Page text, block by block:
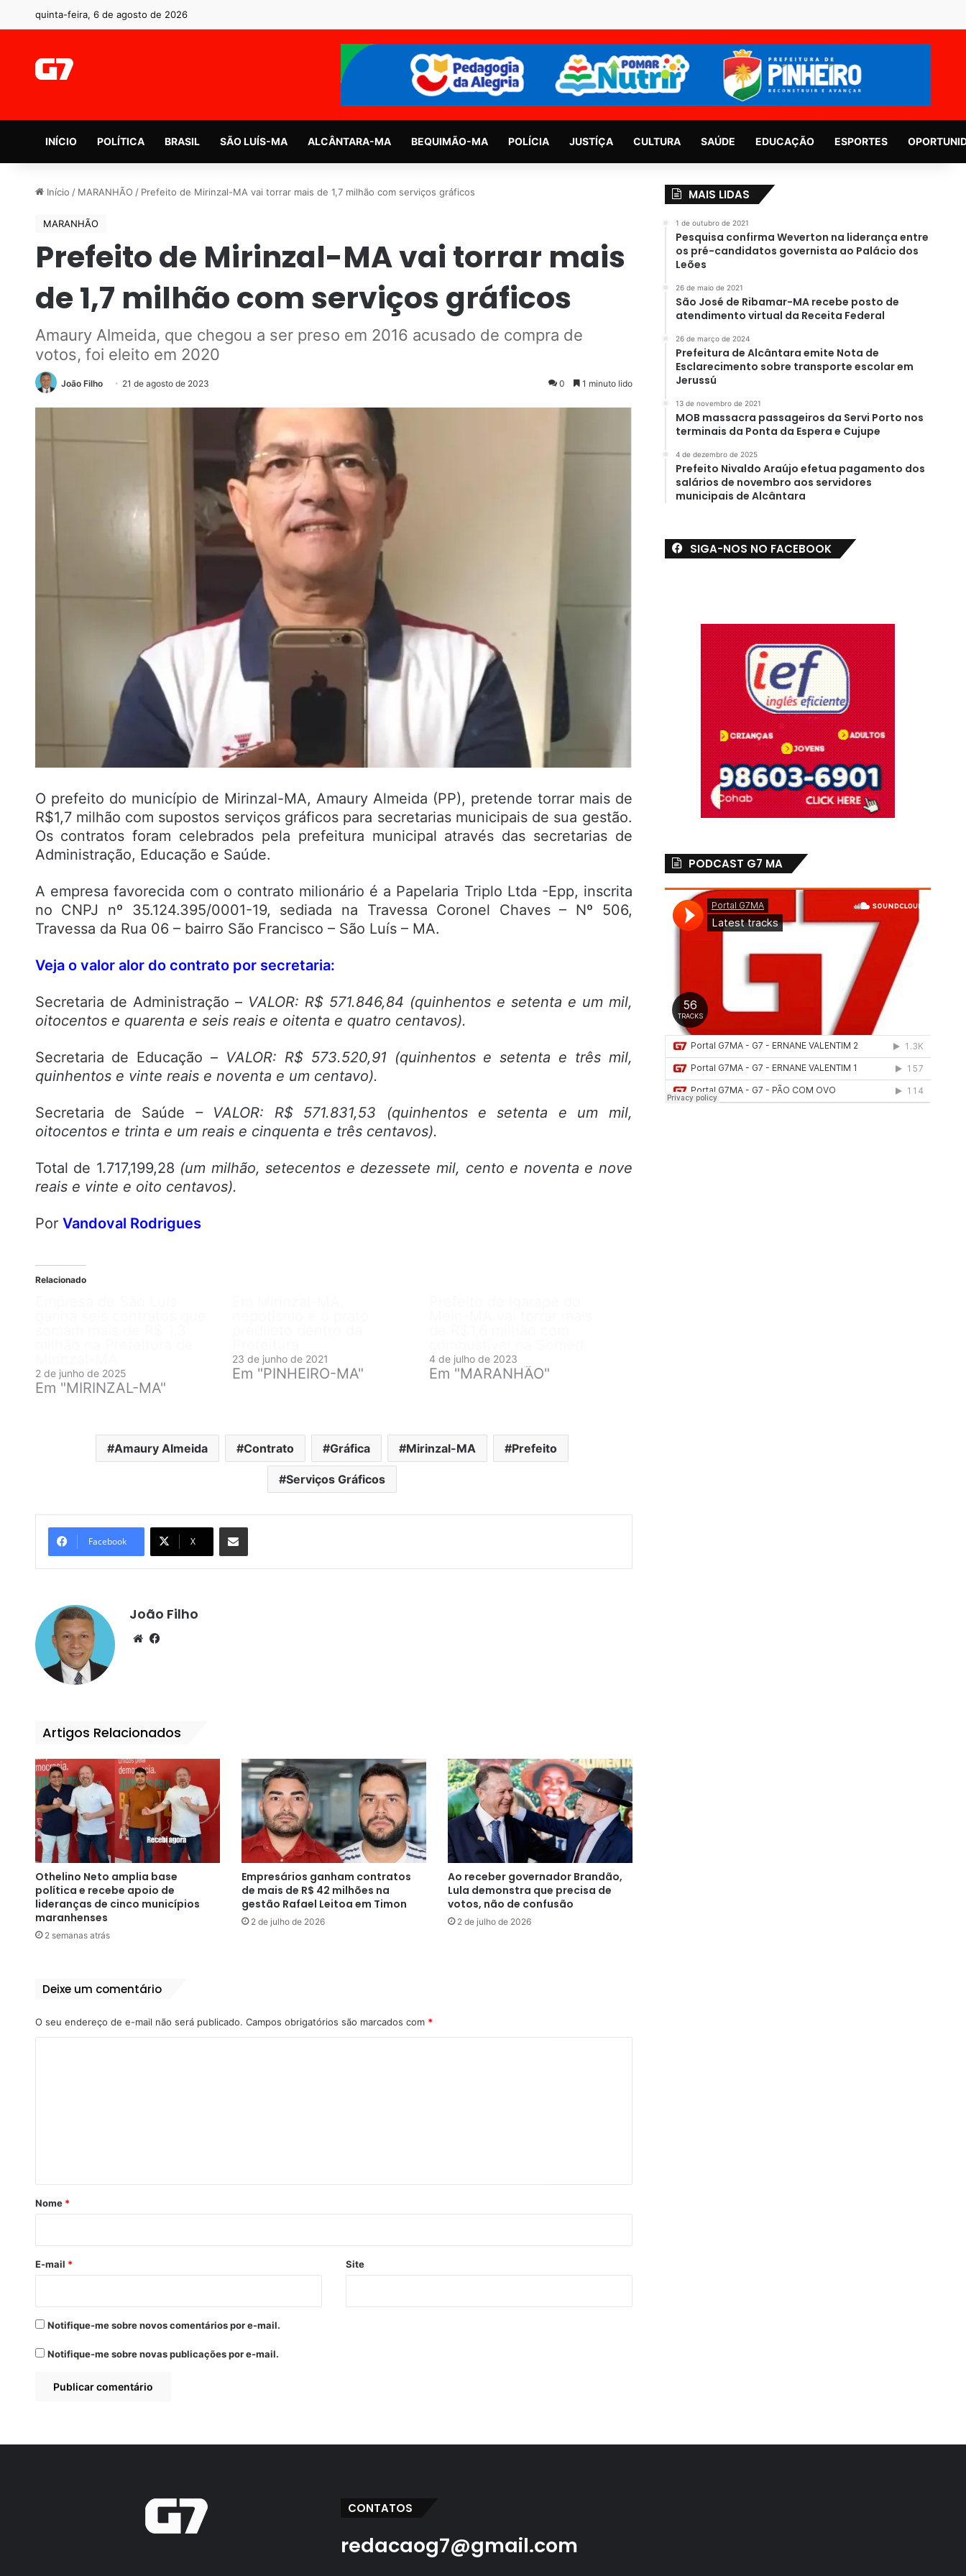
quinta-feira, 6 de agosto de 2026
INÍCIO POLÍTICA BRASIL SÃO LUÍS-MA ALCÂNTARA-MA BEQUIMÃO-MA POLÍCIA JUSTÍÇA CULTURA SAÚDE EDUCAÇÃO ESPORTES
Início / MARANHÃO / Prefeito de Mirinzal-MA vai torrar mais de 1,7 milhão com serviços gráficos
MARANHÃO
Prefeito de Mirinzal-MA vai torrar mais
de 1,7 milhão com serviços gráficos
Amaury Almeida, que chegou a ser preso em 2016 acusado de compra de
votos, foi eleito em 2020
João Filho 21 de agosto de 2023 0 1 minuto lido
O prefeito do município de Mirinzal-MA, Amaury Almeida (PP), pretende torrar mais de
R$1,7 milhão com supostos serviços gráficos para secretarias municipais de sua gestão.
Os contratos foram celebrados pela prefeitura municipal através das secretarias de
Administração, Educação e Saúde.
A empresa favorecida com o contrato milionário é a Papelaria Triplo Ltda -Epp, inscrita
no CNPJ nº 35.124.395/0001-19, sediada na Travessa Coronel Chaves – Nº 506,
Travessa da Rua 06 – bairro São Francisco – São Luís – MA.
Veja o valor alor do contrato por secretaria:
Secretaria de Administração – VALOR: R$ 571.846,84 (quinhentos e setenta e um mil,
oitocentos e quarenta e seis reais e oitenta e quatro centavos).
Secretaria de Educação – VALOR: R$ 573.520,91 (quinhentos e setenta e três mil,
quinhentos e vinte reais e noventa e um centavo).
Secretaria de Saúde – VALOR: R$ 571.831,53 (quinhentos e setenta e um mil,
oitocentos e trinta e um reais e cinquenta e três centavos).
Total de 1.717,199,28 (um milhão, setecentos e dezessete mil, cento e noventa e nove
reais e vinte e oito centavos).
Por Vandoval Rodrigues
Relacionado
2 de junho de 2025
Em "MIRINZAL-MA"
23 de junho de 2021
Em "PINHEIRO-MA"
4 de julho de 2023
Em "MARANHÃO"
Amaury Almeida Contrato Gráfica Mirinzal-MA Prefeito
Serviços Gráficos
Facebook X
Compartilhar por e-mail
João Filho
We
Artigos Relacionados
Othelino Neto amplia base
política e recebe apoio de
lideranças de cinco municípios
maranhenses
2 semanas atrás
Empresários ganham contratos
de mais de R$ 42 milhões na
gestão Rafael Leitoa em Timon
2 de julho de 2026
Ao receber governador Brandão,
Lula demonstra que precisa de
votos, não de confusão
2 de julho de 2026
Deixe um comentário
O seu endereço de e-mail não será publicado. Campos obrigatórios são marcados com *
r
*
Nome *
E-mail * Site
Notifique-me sobre novos comentários por e-mail.
Notifique-me sobre novas publicações por e-mail.
MAIS LIDAS
1 de outubro de 2021
Pesquisa confirma Weverton na liderança entre
os pré-candidatos governista ao Palácio dos
Leões
26 de maio de 2021
São José de Ribamar-MA recebe posto de
atendimento virtual da Receita Federal
26 de março de 2024
Prefeitura de Alcântara emite Nota de
Esclarecimento sobre transporte escolar em
Jerussú
13 de novembro de 2021
MOB massacra passageiros da Servi Porto nos
terminais da Ponta da Espera e Cujupe
4 de dezembro de 2025
Prefeito Nivaldo Araújo efetua pagamento dos
salários de novembro aos servidores
municipais de Alcântara
SIGA-NOS NO FACEBOOK
PODCAST G7 MA
CONTATOS
redacaog7@gmail.com